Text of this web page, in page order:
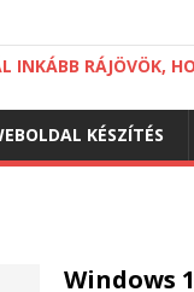
RÁJÖVÖK,
KÉSZÍTÉS
Windows